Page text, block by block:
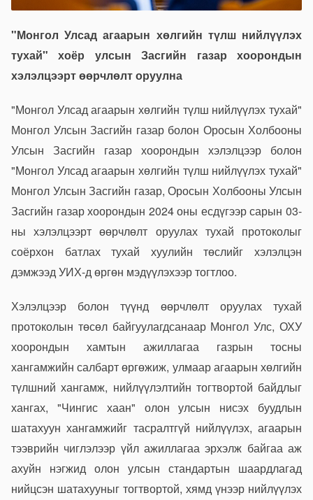
"Монгол Улсад агаарын хөлгийн түлш нийлүүлэх
тухай" хоёр улсын Засгийн газар хоорондын
хэлэлцээрт өөрчлөлт оруулна
"Монгол Улсад агаарын хөлгийн түлш нийлүүлэх тухай"
Монгол Улсын Засгийн газар болон Оросын Холбооны
Улсын Засгийн газар хоорондын хэлэлцээр болон
"Монгол Улсад агаарын хөлгийн түлш нийлүүлэх тухай"
Монгол Улсын Засгийн газар, Оросын Холбооны Улсын
Засгийн газар хоорондын 2024 оны есдүгээр сарын 03-
ны хэлэлцээрт өөрчлөлт оруулах тухай протоколыг
соёрхон батлах тухай хуулийн төслийг хэлэлцэн
дэмжээд УИХ-д өргөн мэдүүлэхээр тогтлоо.
Хэлэлцээр болон түүнд өөрчлөлт оруулах тухай
протоколын төсөл байгуулагдсанаар Монгол Улс, ОХУ
хоорондын хамтын ажиллагаа газрын тосны
хангамжийн салбарт өргөжиж, улмаар агаарын хөлгийн
түлшний хангамж, нийлүүлэлтийн тогтвортой байдлыг
хангах, "Чингис хаан" олон улсын нисэх буудлын
шатахуун хангамжийг тасралтгүй нийлүүлэх, агаарын
тээврийн чиглэлээр үйл ажиллагаа эрхэлж байгаа аж
ахуйн нэгжид олон улсын стандартын шаардлагад
нийцсэн шатахууныг тогтвортой, хямд үнээр нийлүүлэх